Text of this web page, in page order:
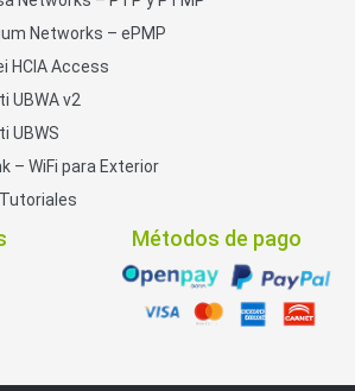
Networks – ePMP
HCIA Access
UBWA v2
UBWS
– WiFi para Exterior
Métodos de pago